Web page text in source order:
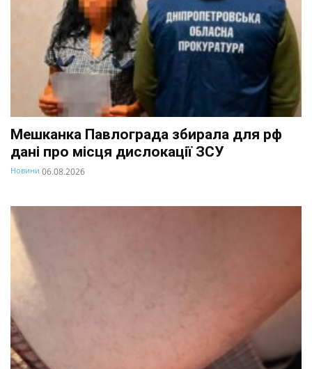
Мешканка Павлограда збирала для рф
дані про місця дислокації ЗСУ
Новини 06.08.2026